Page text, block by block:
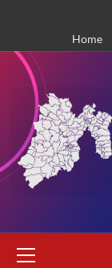
contenido
Home
primario